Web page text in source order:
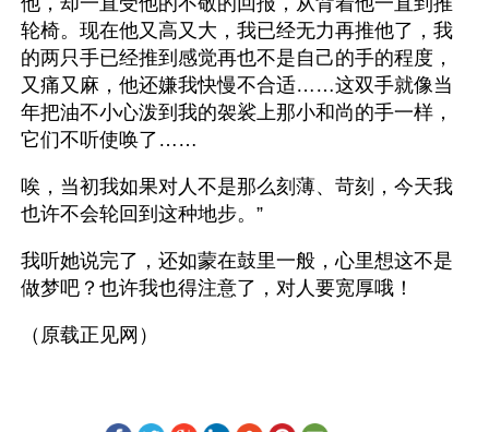
轮椅。现在他又高又大，我已经无力再推他了，我
的两只手已经推到感觉再也不是自己的手的程度，
又痛又麻，他还嫌我快慢不合适……这双手就像当
年把油不小心泼到我的袈裟上那小和尚的手一样，
它们不听使唤了……
唉，当初我如果对人不是那么刻薄、苛刻，今天我
也许不会轮回到这种地步。”
我听她说完了，还如蒙在鼓里一般，心里想这不是
做梦吧？也许我也得注意了，对人要宽厚哦！